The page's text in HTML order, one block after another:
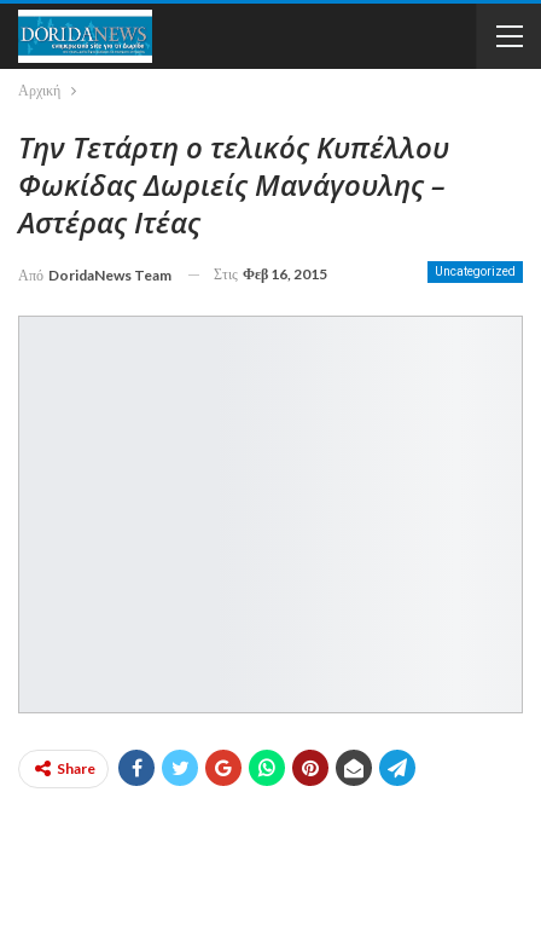
Αρχική
Την Τετάρτη ο τελικός Κυπέλλου
Φωκίδας Δωριείς Μανάγουλης –
Αστέρας Ιτέας
Uncategorized
Από DoridaNews Team Στις Φεβ 16, 2015
Share